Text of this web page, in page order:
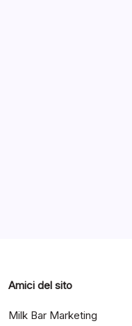
Amici del sito
Milk Bar Marketing